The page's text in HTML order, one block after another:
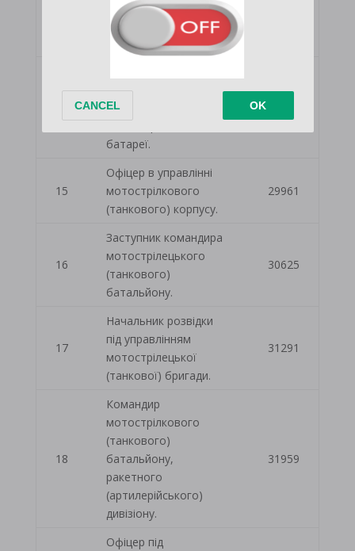
управлінням
мотострілецького
(танкового) полку.
мотострілецької
(танкової) роти,
зенітно-ракетної
батареї.
15
Офіцер в управлінні
мотострілкового
(танкового) корпусу.
29961
16
Заступник командира
мотострілецького
(танкового)
батальйону.
30625
17
Начальник розвідки
під управлінням
мотострілецької
(танкової) бригади.
31291
18
Командир
мотострілкового
(танкового)
батальйону,
ракетного
(артилерійського)
дивізіону.
31959
Офіцер під